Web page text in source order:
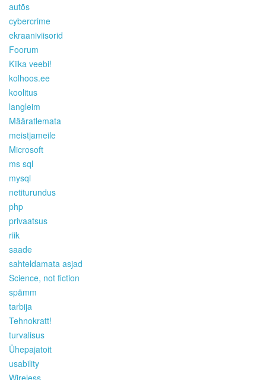
autõs
cybercrime
ekraaniviisorid
Foorum
Kiika veebi!
kolhoos.ee
koolitus
langleim
Määratlemata
meistjameile
Microsoft
ms sql
mysql
netiturundus
php
privaatsus
riik
saade
sahteldamata asjad
Science, not fiction
spämm
tarbija
Tehnokratt!
turvalisus
Ühepajatoit
usability